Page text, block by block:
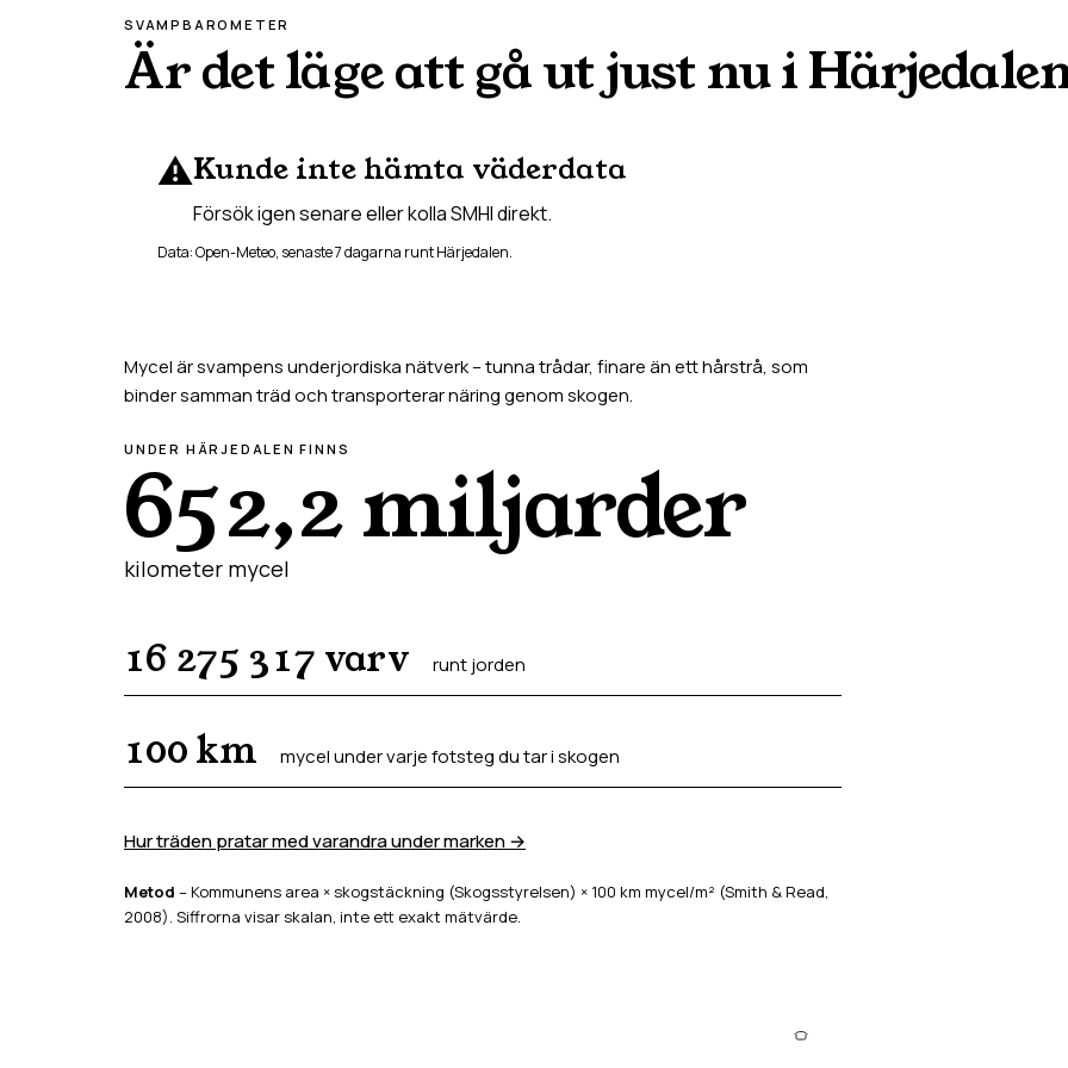
SVAMPBAROMETER
Är det läge att gå ut just nu i
⚠️Kunde inte hämta väderdata
Försök igen senare eller kolla SMHI direkt.
Data: Open-Meteo, senaste 7 dagarna runtHärjedalen.
Mycel är svampens underjordiska nätverk – tunna trådar, finare än ett hårstrå, som
binder samman träd och transporterar näring genom skogen.
UNDER HÄRJEDALEN FINNS
652,2 miljarder
kilometer mycel
16 275 317 varv runt jorden
100km mycel under varje fotsteg du tar i skogen
Hur träden pratar med varandra under marken →
Metod – Kommunens area × skogstäckning (Skogsstyrelsen) × 100 km mycel/m² (Smith & Read,
2008). Siffrorna visar skalan, inte ett exakt mätvärde.